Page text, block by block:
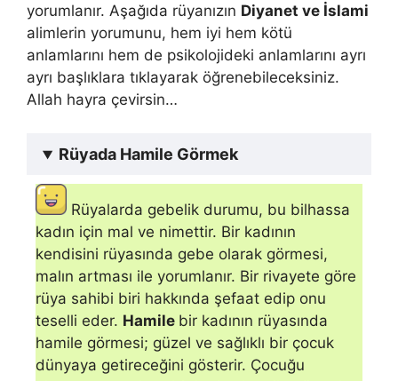
yorumlanır. Aşağıda rüyanızın Diyanet ve İslami
alimlerin yorumunu, hem iyi hem kötü
anlamlarını hem de psikolojideki anlamlarını ayrı
ayrı başlıklara tıklayarak öğrenebileceksiniz.
Allah hayra çevirsin…
Rüyada Hamile Görmek
Rüyalarda gebelik durumu, bu bilhassa
kadın için mal ve nimettir. Bir kadının
kendisini rüyasında gebe olarak gör­mesi,
malın artması ile yorumlanır. Bir rivayete göre
rüya sahibi biri hakkında şefaat edip onu
teselli eder. Hamile bir kadının rüyasında
hamile görmesi; güzel ve sağlıklı bir çocuk
dünyaya getireceğini gösterir. Çocuğu